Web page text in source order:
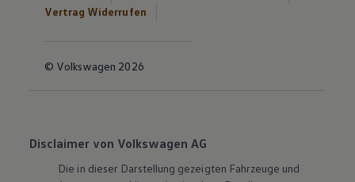
Vertrag Widerrufen
© Volkswagen 2026
Disclaimer von Volkswagen AG
Die in dieser Darstellung gezeigten Fahrzeuge und